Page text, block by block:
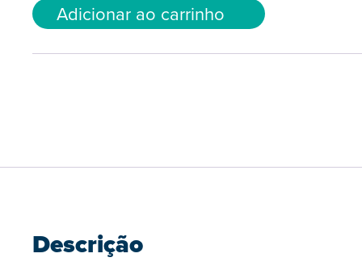
Adicionar ao carrinho
Descrição